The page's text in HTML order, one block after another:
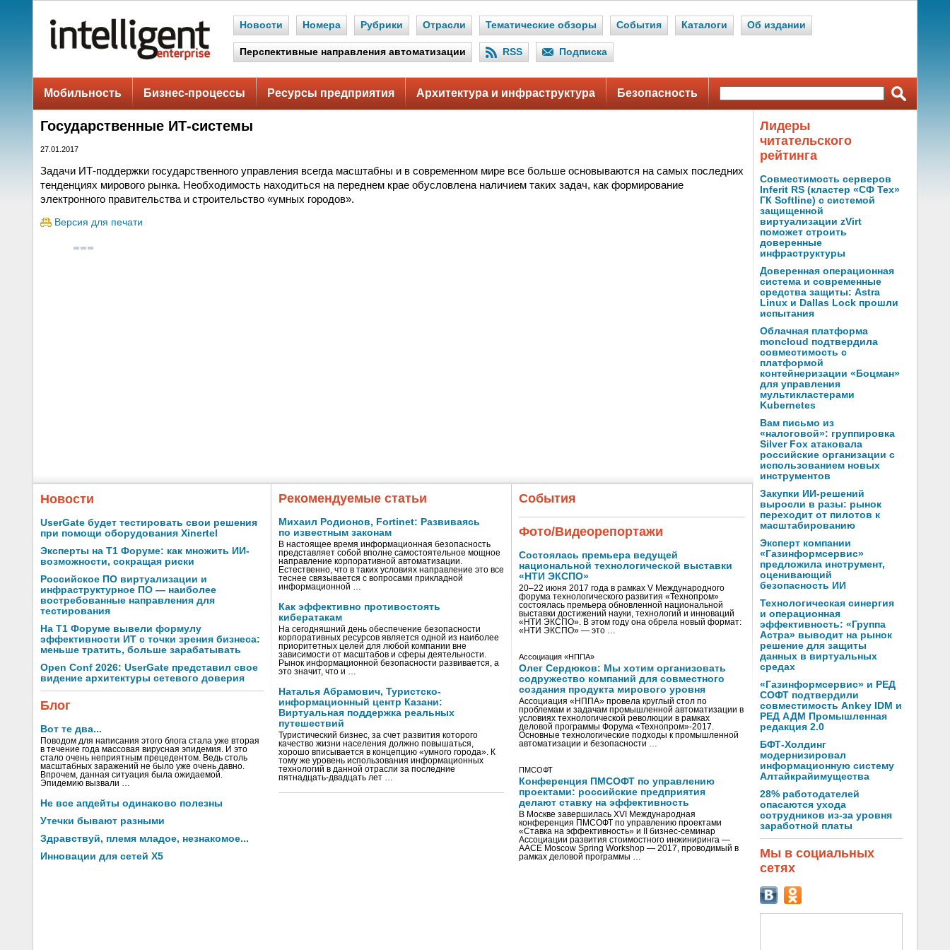
Новости Номера Рубрики Отрасли Тематические обзоры События Каталоги Об издании
Перспективные направления автоматизации RSS Подписка
Мобильность Бизнес-процессы Ресурсы предприятия Архитектура и инфраструктура Безопасность
Государственные ИТ-системы
27.01.2017
Задачи ИТ-поддержки государственного управления всегда масштабны и в современном мире все больше основываются на самых последних
тенденциях мирового рынка. Необходимость находиться на переднем крае обусловлена наличием таких задач, как формирование
электронного правительства и строительство «умных городов».
Версия для печати
Лидеры
читательского
рейтинга
Совместимость серверов
Inferit RS (кластер «СФ Тех»
ГК Softline) с системой
защищенной
виртуализации zVirt
поможет строить
доверенные
инфраструктуры
Доверенная операционная
система и современные
средства защиты: Astra
Linux и Dallas Lock прошли
испытания
Облачная платформа
moncloud подтвердила
совместимость с
платформой
контейнеризации «Боцман»
для управления
мультикластерами
Kubernetes
Вам письмо из
«налоговой»: группировка
Silver Fox атаковала
российские организации с
использованием новых
инструментов
Закупки ИИ-решений
выросли в разы: рынок
переходит от пилотов к
масштабированию
Эксперт компании
«Газинформсервис»
предложила инструмент,
оценивающий
безопасность ИИ
Технологическая синергия
и операционная
эффективность: «Группа
Астра» выводит на рынок
решение для защиты
данных в виртуальных
средах
«Газинформсервис» и РЕД
СОФТ подтвердили
совместимость Ankey IDM и
РЕД АДМ Промышленная
редакция 2.0
БФТ-Холдинг
модернизировал
информационную систему
Алтайкрайимущества
28% работодателей
опасаются ухода
сотрудников из-за уровня
заработной платы
Мы в социальных
сетях
Новости
UserGate будет тестировать свои решения
при помощи оборудования Xinertel
Эксперты на Т1 Форуме: как множить ИИ-
возможности, сокращая риски
Российское ПО виртуализации и
инфраструктурное ПО — наиболее
востребованные направления для
тестирования
На Т1 Форуме вывели формулу
эффективности ИТ с точки зрения бизнеса:
меньше тратить, больше зарабатывать
Open Conf 2026: UserGate представил свое
видение архитектуры сетевого доверия
Блог
Вот те два...
Поводом для написания этого блога стала уже вторая
в течение года массовая вирусная эпидемия. И это
стало очень неприятным прецедентом. Ведь столь
масштабных заражений не было уже очень давно.
Впрочем, данная ситуация была ожидаемой.
Эпидемию вызвали …
Не все апдейты одинаково полезны
Утечки бывают разными
Здравствуй, племя младое, незнакомое...
Инновации для сетей X5
Рекомендуемые статьи
Михаил Родионов, Fortinet: Развиваясь
по известным законам
В настоящее время информационная безопасность
представляет собой вполне самостоятельное мощное
направление корпоративной автоматизации.
Естественно, что в таких условиях направление это все
теснее связывается с вопросами прикладной
информационной …
Как эффективно противостоять
кибератакам
На сегодняшний день обеспечение безопасности
корпоративных ресурсов является одной из наиболее
приоритетных целей для любой компании вне
зависимости от масштабов и сферы деятельности.
Рынок информационной безопасности развивается, а
это значит, что и …
Наталья Абрамович, Туристско-
информационный центр Казани:
Виртуальная поддержка реальных
путешествий
Туристический бизнес, за счет развития которого
качество жизни населения должно повышаться,
хорошо вписывается в концепцию «умного города». К
тому же уровень использования информационных
технологий в данной отрасли за последние
пятнадцать-двадцать лет …
События
Фото/Видеорепортажи
Состоялась премьера ведущей
национальной технологической выставки
«НТИ ЭКСПО»
20–22 июня 2017 года в рамках V Международного
форума технологического развития «Технопром»
состоялась премьера обновленной национальной
выставки достижений науки, технологий и инноваций
«НТИ ЭКСПО». В этом году она обрела новый формат:
«НТИ ЭКСПО» — это …
Ассоциация «НППА»
Олег Сердюков: Мы хотим организовать
содружество компаний для совместного
создания продукта мирового уровня
Ассоциация «НППА» провела круглый стол по
проблемам и задачам промышленной автоматизации в
условиях технологической революции в рамках
деловой программы Форума «Технопром»-2017.
Основные технологические подходы к промышленной
автоматизации и безопасности …
ПМСОФТ
Конференция ПМСОФТ по управлению
проектами: российские предприятия
делают ставку на эффективность
В Москве завершилась XVI Международная
конференция ПМСОФТ по управлению проектами
«Ставка на эффективность» и II бизнес-семинар
Ассоциации развития стоимостного инжиниринга —
AACE Moscow Spring Workshop — 2017, проводимый в
рамках деловой программы …